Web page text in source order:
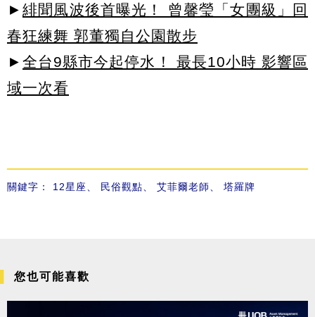
► 緋聞風波後首曝光！ 曾馨瑩「女團級」回
春狂練舞 郭董獨自公園散步
► 全台9縣市今起停水！ 最長10小時 影響區
域一次看
關鍵字： 12星座 民俗觀點 艾菲爾老師 塔羅牌
您也可能喜歡